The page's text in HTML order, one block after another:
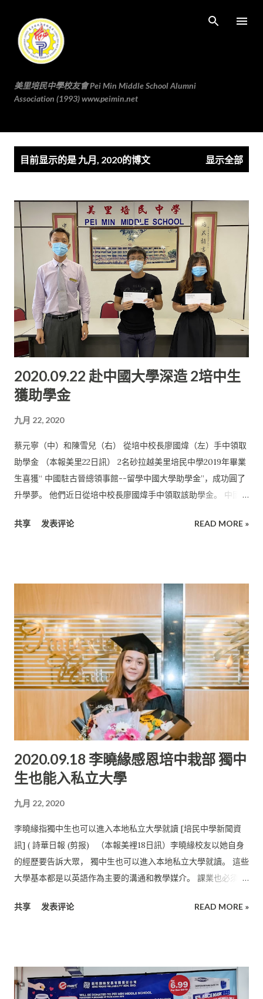
美里培民中學校友會 Pei Min Middle School Alumni
Association (1993) www.peimin.net
目前显示的是 九月, 2020的博文 显示全部
2020.09.22 赴中國大學深造 2培中生
獲助學金
九月 22, 2020
蔡元寧（中）和陳雪兒（右） 從培中校長廖國煒（左）手中領取
助學金 （本報美里22日訊） 2名砂拉越美里培民中學2019年畢業
生喜獲“ 中國駐古晉總領事館--留學中國大學助學金”，成功圓了
升學夢。 他們近日從培中校長廖國煒手中領取該助學金。 中國駐
拉越華文獨中畢業生赴中國留學之助學金。 中國駐古晉總領事館
腔醫學）。廖國煒衷心感謝中國駐古晉總領事館的資助， 無形中
亦促進了馬中兩國教育文化的交流。 得獎者蔡元寧表示，他最想
感謝的人是他的父母。“ 無論我做任何決定，他們都無條件支持
我， 也讓我在求學期間無需為自己的衣食住行擔心。 其次我想感
謝在培中期間教過我的老師， 在求學期間為我解答所有的疑問，
即使依然有不明白的地方， 他們還是會耐心地為我解惑，甚至願
意開導我、幫助我紓解壓力。” 對於未來的求學生涯，他深感期
待。“ 畢竟自己將會在真正的大城市中深造，視野即將擴大， 我
希望自己在大學能夠維持優異的成績。”他在受訪時這樣表示。
陳雪兒喜圓夢 即將就讀口腔醫學的陳雪兒透露， 她衷心感謝中國
駐古晉總領事館捐獻此項助學金， 讓她可以一圓夢想。另外，也
感謝父母一直以來給予的支持， 讓她可以在升學的道路上義無反
失望， 並且成為一名優秀的口腔醫生，給予每人一個燦爛的笑
容。” 她在受訪時這樣表示。
共享 发表评论 READ MORE »
2020.09.18 李曉緣感恩培中栽部 獨中
生也能入私立大學
九月 22, 2020
李曉緣指獨中生也可以進入本地私立大學就讀 [培民中學新聞資
訊] ( 詩華日報 (剪报) （本報美裡18日訊）李曉緣校友以她自身
的經歷要告訴大眾， 獨中生也可以進入本地私立大學就讀。 這些
大學基本都是以英語作為主要的溝通和教學媒介。 課業也必須使
Excellent Award，並在畢業典禮上作為畢業生代表以英語致
的。 就讀培中期間，除了學業成績表現優異， 也積極參加各樣的
籃球比賽，並獲得不俗的成績， 其中的籃球比賽包括：美裏學聯
共享 发表评论 READ MORE »